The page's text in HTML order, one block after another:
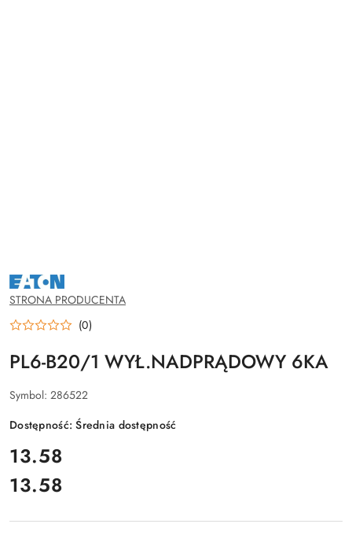
NAZWA
PRODUCENTA:
EATON
STRONA PRODUCENTA
(0)
PL6-B20/1 WYŁ.NADPRĄDOWY 6KA
Symbol: 286522
Dostępność:Średnia dostępność
cena:
13.58
Cena:
13.58